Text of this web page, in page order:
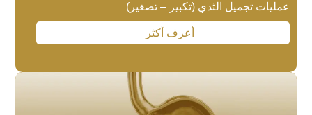
عمليات تجميل الثدي (تكبير – تصغير)
أعرف أكثر L